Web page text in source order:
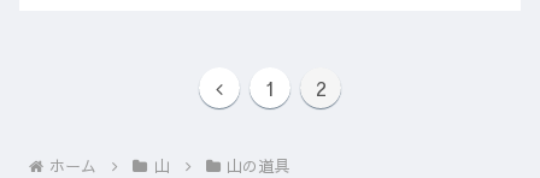
1 2
ホーム 山 山の道具